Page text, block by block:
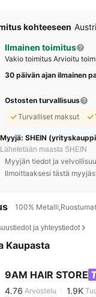
kohteeseen
Ilmainen toimitus
Vakio toimitus Arvioitu
30 päivän ajan ilmainen
Ostosten turvallisuus
Turvalliset maksut
Myyjä: SHEIN
Lähetetään maasta SHEIN
Myyjän tiedot ja
Ilmoittaaksesi tästä
100%
ja yhteystiedot
Kaupasta
9AM HAIR STORE
4.76 Arvostelu 1.9K